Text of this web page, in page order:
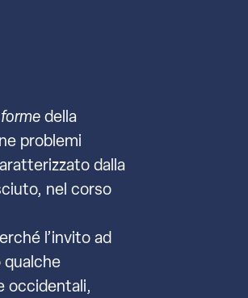
forme della
problemi
dalla
nel corso
l’invito ad
qualche
occidentali,